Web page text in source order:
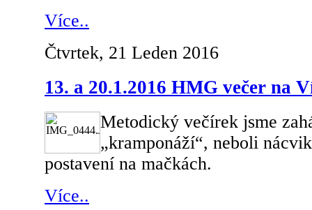
Více..
Čtvrtek, 21 Leden 2016
13. a 20.1.2016 HMG večer na
Metodický večírek jsme
„kramponáží“, neboli
postavení na mačkách.
Více..